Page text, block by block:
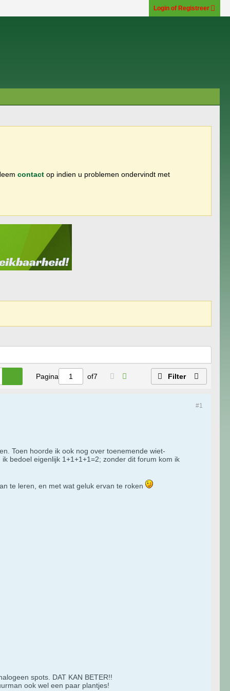
Login of Registreer
contact op indien u problemen ondervindt met
Pagina of7 Filter
#1
Toen hoorde ik ook nog over toenemende wiet-
bedoel eigenlijk 1+1+1+1=2; zonder dit forum kom ik
te leren, en met wat geluk ervan te roken
spots. DAT KAN BETER!!
ook wel een paar plantjes!